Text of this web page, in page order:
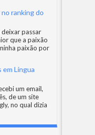
ranking do
passar
que a paixão
paixão por
em Língua
um email,
de um site
no qual dizia